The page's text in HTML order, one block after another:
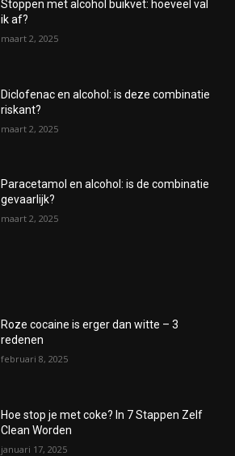
Stoppen met alcohol buikvet: hoeveel val
ik af?
maart 2, 2025
Diclofenac en alcohol: is deze combinatie
riskant?
maart 2, 2025
Paracetamol en alcohol: is de combinatie
gevaarlijk?
maart 2, 2025
Roze cocaine is erger dan witte – 3
redenen
februari 8, 2025
Hoe stop je met coke? In 7 Stappen Zelf
Clean Worden
januari 17, 2025